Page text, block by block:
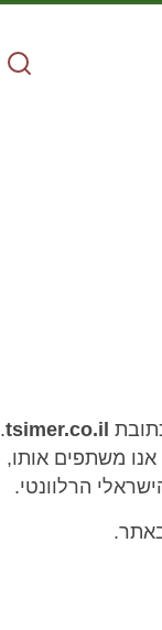
tsimer.co.il
.
משתפים אותו,
הרלוונטי.